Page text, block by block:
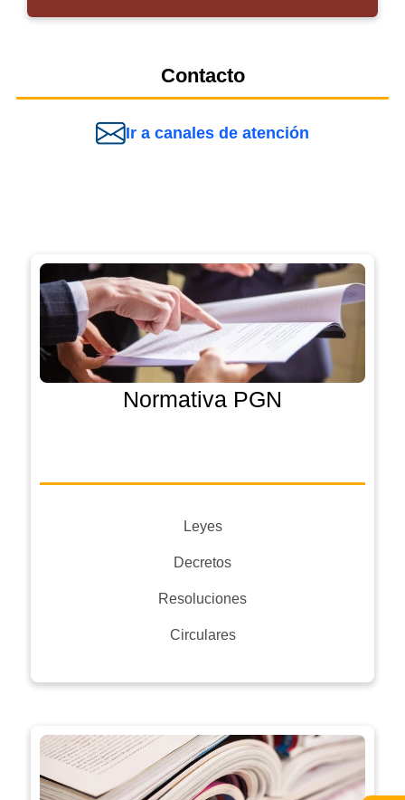
Contacto
Ir a canales de atención
Normativa PGN
Leyes
Decretos
Resoluciones
Circulares